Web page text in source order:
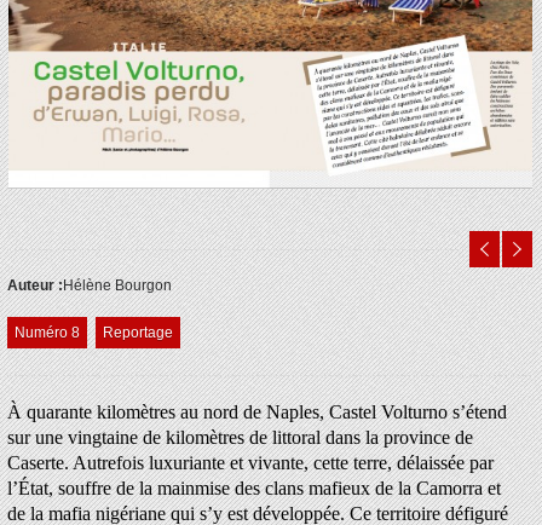
Auteur :Hélène Bourgon
Numéro 8 Reportage
À quarante kilomètres au nord de Naples, Castel Volturno s’étend
sur une vingtaine de kilomètres de littoral dans la province de
Caserte. Autrefois luxuriante et vivante, cette terre, délaissée par
l’État, souffre de la mainmise des clans mafieux de la Camorra et
de la mafia nigériane qui s’y est développée. Ce territoire défiguré